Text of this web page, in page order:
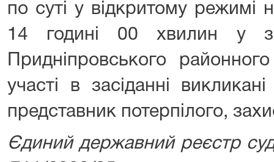
по суті у відкритому режимі
14 годині 00 хвилин у
Придніпровського
участі в засіданні
представник потерпілого,
Єдиний державний реєстр